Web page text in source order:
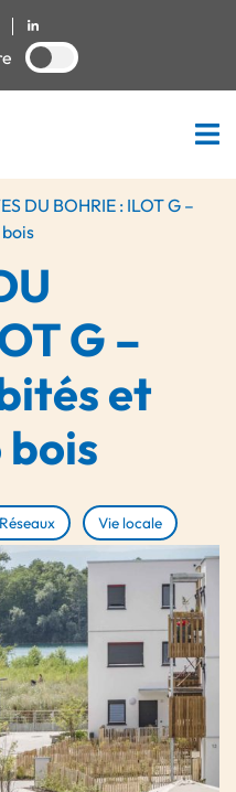
DU BOHRIE : ILOT G –
G –
et
Réseaux Vie locale